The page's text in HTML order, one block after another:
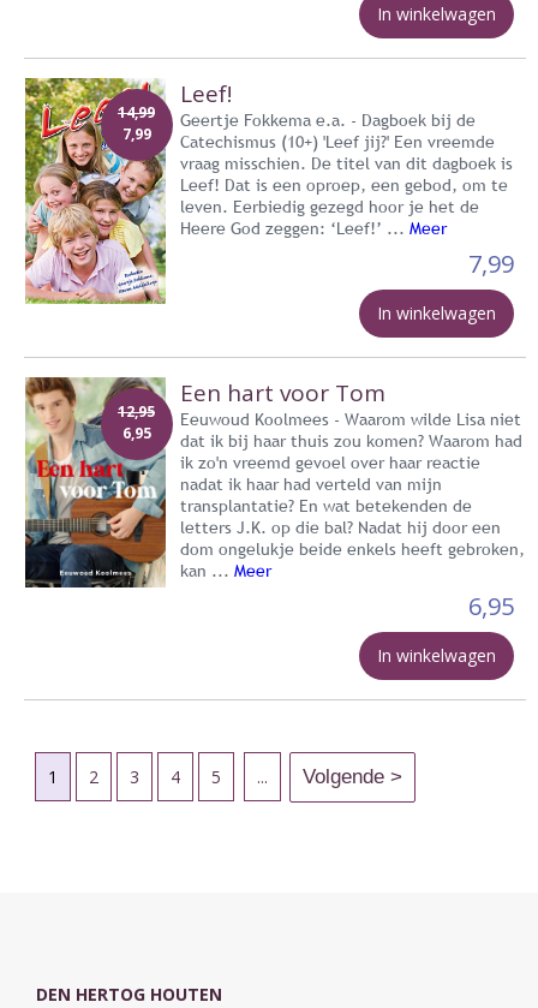
In winkelwagen
14,99
7,99
Leef!
Geertje Fokkema e.a. - Dagboek bij de
Catechismus (10+) 'Leef jij?' Een vreemde
vraag misschien. De titel van dit dagboek is
Leef! Dat is een oproep, een gebod, om te
leven. Eerbiedig gezegd hoor je het de
Heere God zeggen: ‘Leef!’ ... Meer
7,99
In winkelwagen
12,95
6,95
Een hart voor Tom
Eeuwoud Koolmees - Waarom wilde Lisa niet
dat ik bij haar thuis zou komen? Waarom had
ik zo'n vreemd gevoel over haar reactie
nadat ik haar had verteld van mijn
transplantatie? En wat betekenden de
letters J.K. op die bal? Nadat hij door een
dom ongelukje beide enkels heeft gebroken,
kan ... Meer
6,95
In winkelwagen
1 2 3 4 5 ...
DEN HERTOG HOUTEN